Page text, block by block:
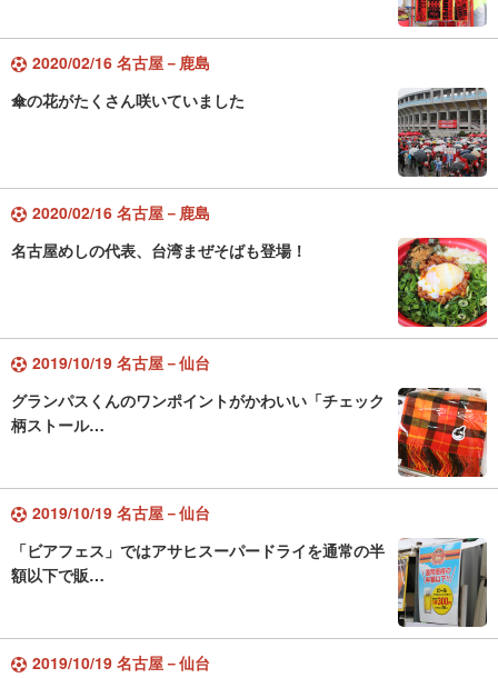
2020/02/16 名古屋－鹿島
傘の花がたくさん咲いていました
2020/02/16 名古屋－鹿島
名古屋めしの代表、台湾まぜそばも登場！
2019/10/19 名古屋－仙台
グランパスくんのワンポイントがかわいい「チェック
柄ストール…
2019/10/19 名古屋－仙台
「ビアフェス」ではアサヒスーパードライを通常の半
額以下で販…
2019/10/19 名古屋－仙台